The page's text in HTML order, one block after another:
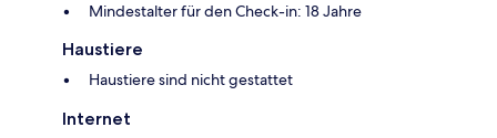
Mindestalter für den Check-in: 18 Jahre
Haustiere
Haustiere sind nicht gestattet
Internet